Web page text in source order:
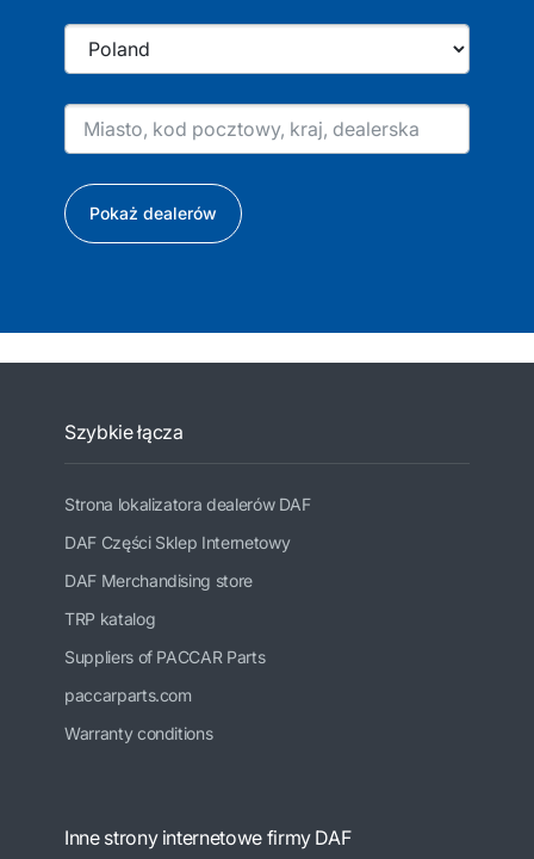
Pokaż dealerów
Szybkie łącza
Strona lokalizatora dealerów DAF
DAF Części Sklep Internetowy
DAF Merchandising store
TRP katalog
Suppliers of PACCAR Parts
paccarparts.com
Warranty conditions
Inne strony internetowe firmy DAF